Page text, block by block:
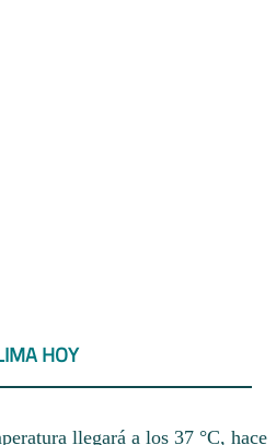
HOY
llegará a los 37 °C, hace